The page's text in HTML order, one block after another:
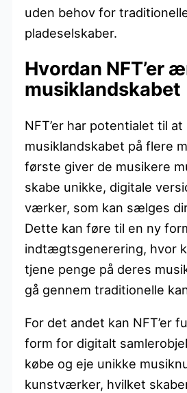
uden behov for
pladeselskaber.
Hvordan NFT’er
musiklandskabet
NFT’er har potentialet til
musiklandskabet på flere
første giver de musikere
skabe unikke, digitale
værker, som kan sælges
Dette kan føre til en ny
indtægtsgenerering, hvor
tjene penge på deres
gå gennem traditionelle
For det andet kan NFT’er
form for digitalt
købe og eje unikke
kunstværker, hvilket